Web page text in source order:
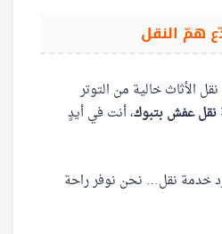
همّ النقل
الأثاث خالية من التوتر
عفش بتبوك، أنت في أيدٍ
خدمة نقل… نحن نوفر راحة